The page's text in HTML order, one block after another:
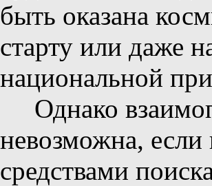
быть оказана
старту или даже
национальной
Однако
невозможна,
средствами